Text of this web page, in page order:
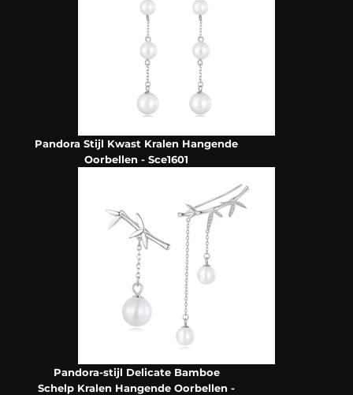
Pandora Stijl Kwast Kralen Hangende
Oorbellen - Sce1601
Pandora-stijl Delicate Bamboe
Schelp Kralen Hangende Oorbellen -